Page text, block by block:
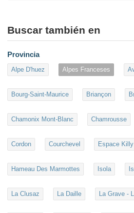
Buscar también en
Provincia
Alpe D'huez Alpes Franceses
Bourg-Saint-Maurice Briançon
Chamonix Mont-Blanc Chamrousse
Cordon Courchevel Espace Killy
Hameau Des Marmottes Isola
La Clusaz La Daille La Grave -